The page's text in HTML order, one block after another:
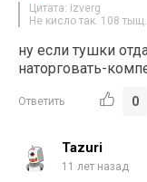
Цитата: izverg
Не кисло так. 108 тыщ…
ну если тушки
наторговать-
Ответить 0
Tazuri
11 лет назад